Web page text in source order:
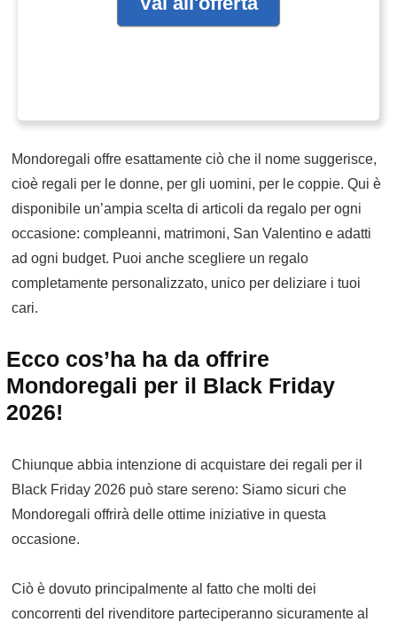
Mondoregali offre esattamente ciò che il nome suggerisce,
cioè regali per le donne, per gli uomini, per le coppie. Qui è
disponibile un’ampia scelta di articoli da regalo per ogni
occasione: compleanni, matrimoni, San Valentino e adatti
ad ogni budget. Puoi anche scegliere un regalo
completamente personalizzato, unico per deliziare i tuoi
cari.
Ecco cos’ha ha da offrire
Mondoregali per il Black Friday
2026!
Chiunque abbia intenzione di acquistare dei regali per il
Black Friday 2026 può stare sereno: Siamo sicuri che
Mondoregali offrirà delle ottime iniziative in questa
occasione.
Ciò è dovuto principalmente al fatto che molti dei
concorrenti del rivenditore parteciperanno sicuramente al